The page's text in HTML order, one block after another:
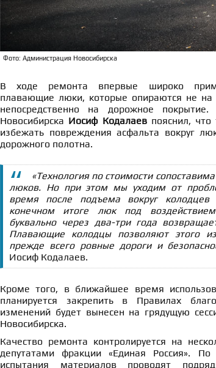
Фото: Администрация Новосибирска
В ходе ремонта впервые широко
плавающие люки, которые опираются не на
непосредственно на дорожное
Новосибирска Иосиф Кодалаевпояснил, что
избежать повреждения асфальта вокруг
дорожного полотна.
«Технология по стоимости
люков. Но при этом мы уходим от
время после подъема вокруг
конечном итоге люк под
буквально через два-три года
Плавающие колодцы позволяют этого
прежде всего ровные дороги и
Иосиф Кодалаев.
Кроме того, в ближайшее время
планируется закрепить в Правилах
изменений будет вынесен на грядущую
Новосибирска.
Качество ремонта контролируется на
депутатами фракции «Единая Россия».
испытания материалов проводят